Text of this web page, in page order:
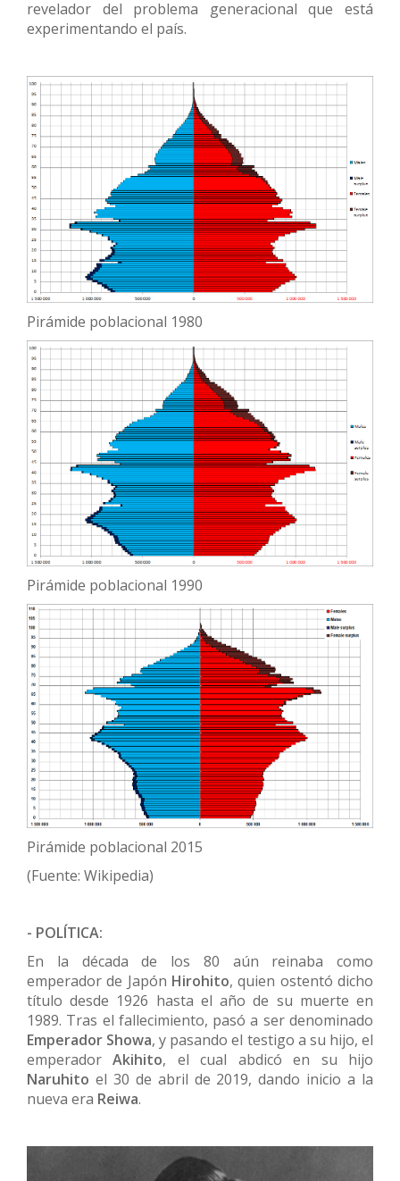
revelador del problema generacional que está
experimentando el país.
Pirámide poblacional 1980
Pirámide poblacional 1990
Pirámide poblacional 2015
(Fuente: Wikipedia)
- POLÍTICA:
En la década de los 80 aún reinaba como
emperador de Japón Hirohito, quien ostentó dicho
título desde 1926 hasta el año de su muerte en
1989. Tras el fallecimiento, pasó a ser denominado
Emperador Showa, y pasando el testigo a su hijo, el
emperadorAkihito, el cual abdicó en su hijo
Naruhito el 30 de abril de 2019, dando inicio a la
nueva era Reiwa.